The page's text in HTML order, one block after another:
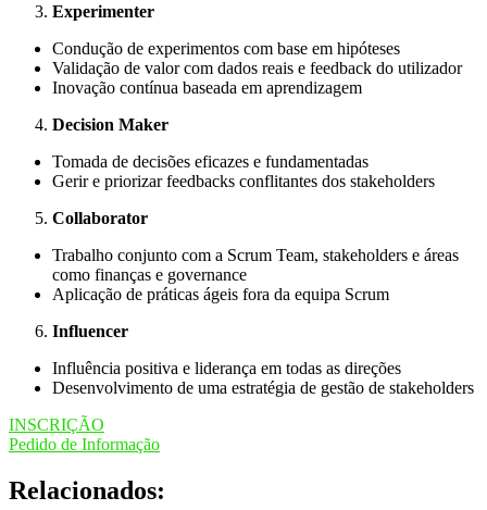
Experimenter
Condução de experimentos com base em hipóteses
Validação de valor com dados reais e feedback do utilizador
Inovação contínua baseada em aprendizagem
Decision Maker
Tomada de decisões eficazes e fundamentadas
Gerir e priorizar feedbacks conflitantes dos stakeholders
Collaborator
Trabalho conjunto com a Scrum Team, stakeholders e áreas
como finanças e governance
Aplicação de práticas ágeis fora da equipa Scrum
Influencer
Influência positiva e liderança em todas as direções
Desenvolvimento de uma estratégia de gestão de stakeholders
INSCRIÇÃO
Pedido de Informação
Relacionados: